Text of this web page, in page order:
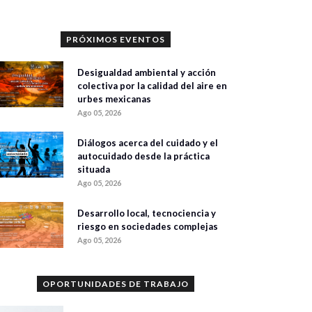
PRÓXIMOS EVENTOS
Desigualdad ambiental y acción
colectiva por la calidad del aire en
urbes mexicanas
Ago 05, 2026
Diálogos acerca del cuidado y el
autocuidado desde la práctica
situada
Ago 05, 2026
Desarrollo local, tecnociencia y
riesgo en sociedades complejas
Ago 05, 2026
OPORTUNIDADES DE TRABAJO